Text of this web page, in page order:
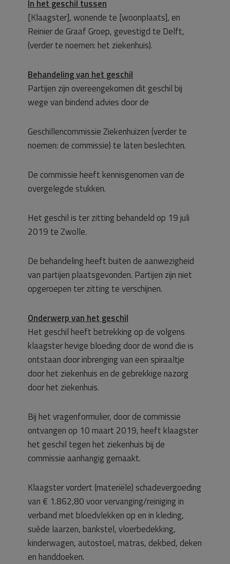
In het geschil tussen
[Klaagster], wonende te [woonplaats], en
Reinier de Graaf Groep, gevestigd te Delft,
(verder te noemen: het ziekenhuis).
Behandeling van het geschil
Partijen zijn overeengekomen dit geschil bij
wege van bindend advies door de
Geschillencommissie Ziekenhuizen (verder te
noemen: de commissie) te laten beslechten.
De commissie heeft kennisgenomen van de
overgelegde stukken.
Het geschil is ter zitting behandeld op 19 juli
2019 te Zwolle.
De behandeling heeft buiten de aanwezigheid
van partijen plaatsgevonden. Partijen zijn niet
opgeroepen ter zitting te verschijnen.
Onderwerp van het geschil
Het geschil heeft betrekking op de volgens
klaagster hevige bloeding door de wond die is
ontstaan door inbrenging van een spiraaltje
door het ziekenhuis en de gebrekkige nazorg
door het ziekenhuis.
Bij het vragenformulier, door de commissie
ontvangen op 10 maart 2019, heeft klaagster
het geschil tegen het ziekenhuis bij de
commissie aanhangig gemaakt.
Klaagster vordert (materiële) schadevergoeding
van € 1.862,80 voor vervanging/reiniging in
verband met bloedvlekken op en in kleding,
suède laarzen, bankstel, vloerbedekking,
kinderwagen, autostoel, matras, dekbed, deken
en handdoeken.